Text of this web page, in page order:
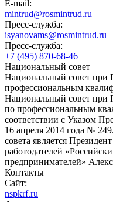
E-mail:
mintrud@rosmintrud.ru
Пресс-служба:
isyanovams@rosmintrud.ru
Пресс-служба:
+7 (495) 870-68-46
Национальный совет
Национальный совет при
профессиональным
Национальный совет при
по профессиональным
соответствии с Указом
16 апреля 2014 года №
совета является
работодателей
предпринимателей»
Контакты
Сайт:
nspkrf.ru